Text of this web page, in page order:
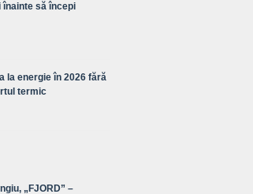
să începi
la energie în 2026 fără
termic
„FJORD” –